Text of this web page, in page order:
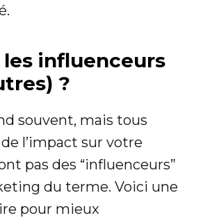
influenceurs
?
souvent, mais tous
l’impact sur votre
pas des “influenceurs”
du terme. Voici une
pour mieux